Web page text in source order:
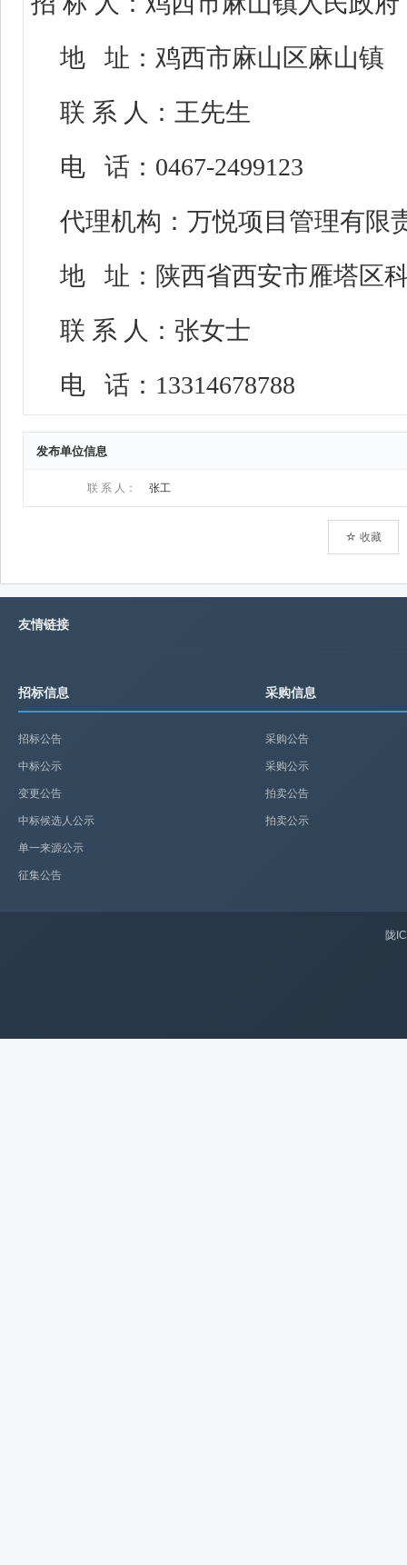
发布单位信息
联 系 人： 张工
☆ 收藏
友情链接
招标信息
招标公告
中标公示
变更公告
中标候选人公示
单一来源公示
征集公告
采购信息
采购公告
采购公示
拍卖公告
拍卖公示
陇